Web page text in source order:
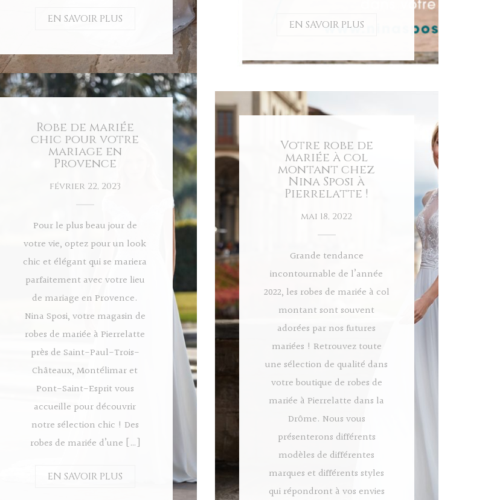
EN SAVOIR PLUS EN SAVOIR PLUS
Robe de mariée
chic pour votre
mariage en
Provence
février 22, 2023
Pour le plus beau jour de
votre vie, optez pour un look
chic et élégant qui se mariera
parfaitement avec votre lieu
de mariage en Provence.
Nina Sposi, votre magasin de
robes de mariée à Pierrelatte
près de Saint-Paul-Trois-
Châteaux, Montélimar et
Pont-Saint-Esprit vous
accueille pour découvrir
notre sélection chic ! Des
robes de mariée d’une […]
EN SAVOIR PLUS
Votre robe de
mariée à col
montant chez
Nina Sposi à
Pierrelatte !
mai 18, 2022
Grande tendance
incontournable de l’année
2022, les robes de mariée à col
montant sont souvent
adorées par nos futures
mariées ! Retrouvez toute
une sélection de qualité dans
votre boutique de robes de
mariée à Pierrelatte dans la
Drôme. Nous vous
présenterons différents
modèles de différentes
marques et différents styles
qui répondront à vos envies